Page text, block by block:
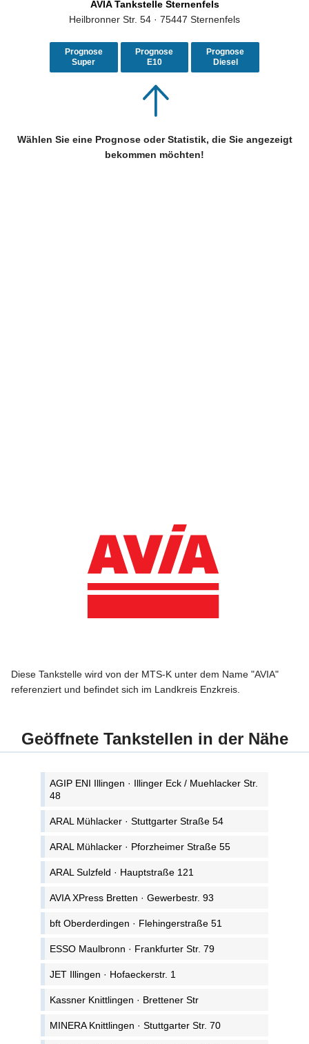
AVIA Tankstelle Sternenfels
Heilbronner Str. 54 · 75447 Sternenfels
Prognose
Super
Prognose
E10
Prognose
Diesel
Wählen Sie eine Prognose oder Statistik, die Sie angezeigt
bekommen möchten!
Diese Tankstelle wird von der MTS-K unter dem Name "AVIA"
referenziert und befindet sich im Landkreis Enzkreis.
Geöffnete Tankstellen in der Nähe
AGIP ENI Illingen · Illinger Eck / Muehlacker Str.
48
ARAL Mühlacker · Stuttgarter Straße 54
ARAL Mühlacker · Pforzheimer Straße 55
ARAL Sulzfeld · Hauptstraße 121
AVIA XPress Bretten · Gewerbestr. 93
bft Oberderdingen · Flehingerstraße 51
ESSO Maulbronn · Frankfurter Str. 79
JET Illingen · Hofaeckerstr. 1
Kassner Knittlingen · Brettener Str
MINERA Knittlingen · Stuttgarter Str. 70